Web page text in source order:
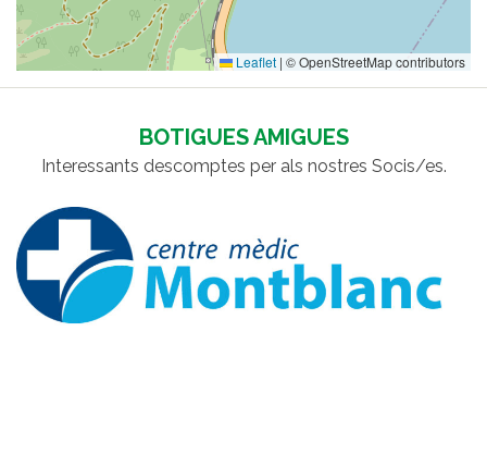
Leaflet | © OpenStreetMap contributors
BOTIGUES AMIGUES
Interessants descomptes per als nostres Socis/es.